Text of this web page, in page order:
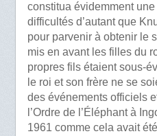
constitua évidemment
difficultés d’autant que
pour parvenir à obtenir le
mis en avant les filles du
propres fils étaient sous-
le roi et son frère ne se
des événements officiels
l’Ordre de l’Éléphant à
1961 comme cela avait